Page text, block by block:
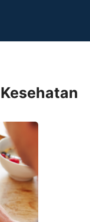
Kesehatan